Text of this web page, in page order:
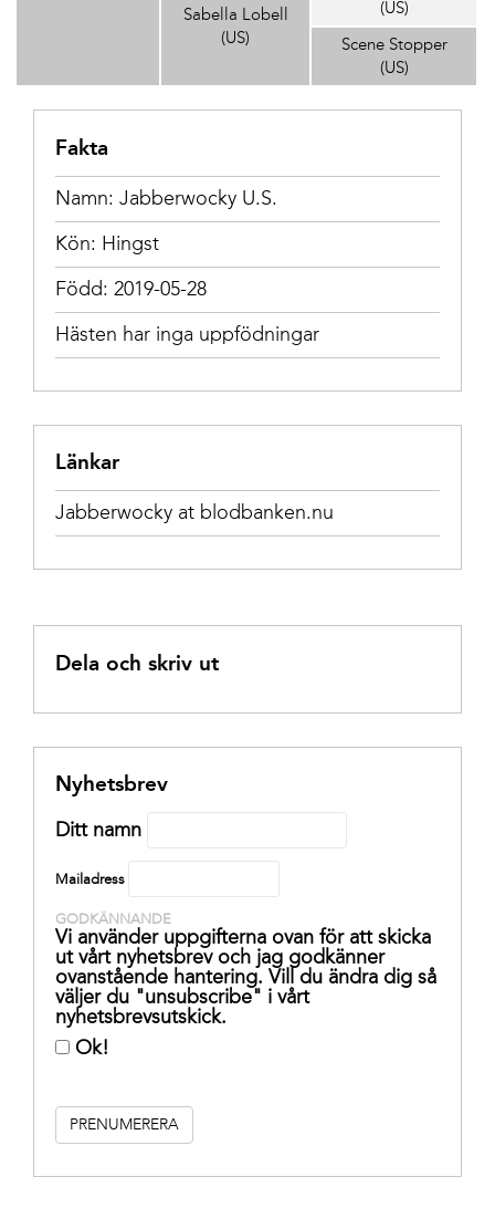
Sabella Lobell
(US)
(US)
Scene Stopper
(US)
Fakta
Namn: Jabberwocky U.S.
Kön: Hingst
Född: 2019-05-28
Hästen har inga uppfödningar
Länkar
Jabberwocky at blodbanken.nu
Dela och skriv ut
Nyhetsbrev
Ditt namn
Mailadress
GODKÄNNANDE
Vi använder uppgifterna ovan för att skicka
ut vårt nyhetsbrev och jag godkänner
ovanstående hantering. Vill du ändra dig så
väljer du "unsubscribe" i vårt
nyhetsbrevsutskick.
Ok!